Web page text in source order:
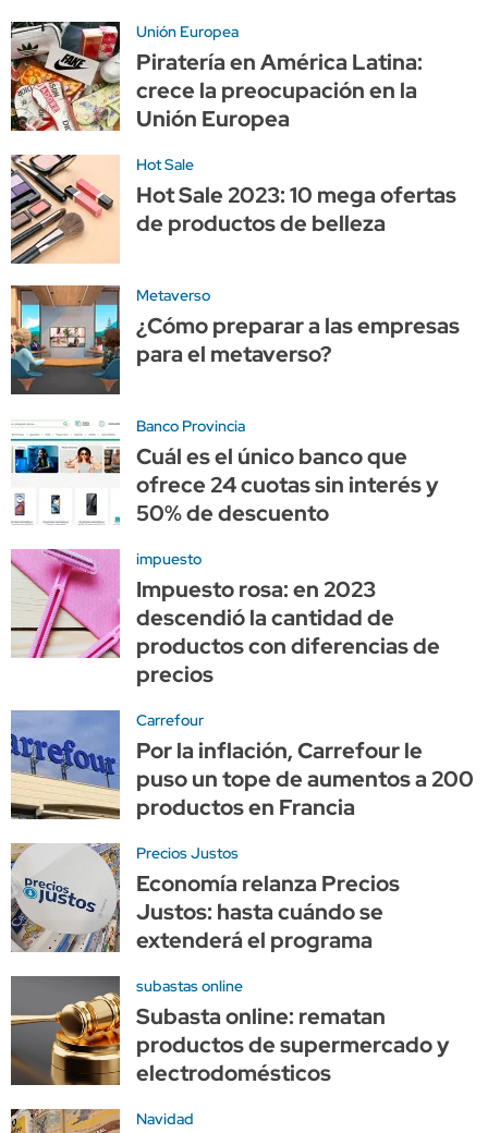
Unión Europea
Piratería en América Latina:
crece la preocupación en la
Unión Europea
Hot Sale
Hot Sale 2023: 10 mega ofertas
de productos de belleza
Metaverso
¿Cómo preparar a las empresas
para el metaverso?
Banco Provincia
Cuál es el único banco que
ofrece 24 cuotas sin interés y
50% de descuento
impuesto
Impuesto rosa: en 2023
descendió la cantidad de
productos con diferencias de
precios
Carrefour
Por la inflación, Carrefour le
puso un tope de aumentos a 200
productos en Francia
Precios Justos
Economía relanza Precios
Justos: hasta cuándo se
extenderá el programa
subastas online
Subasta online: rematan
productos de supermercado y
electrodomésticos
Navidad